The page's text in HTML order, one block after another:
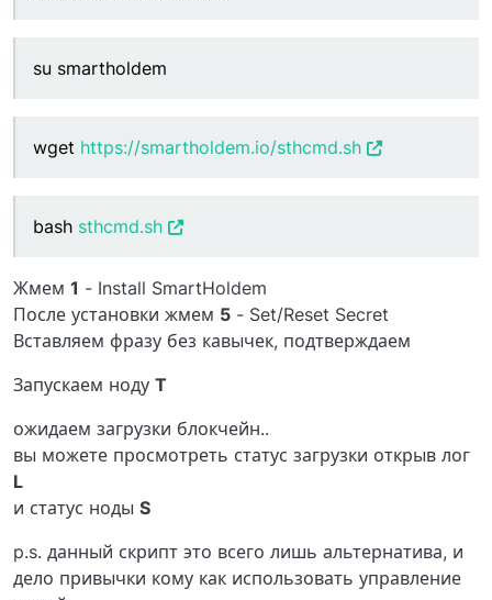
su smartholdem
wget https://smartholdem.io/sthcmd.sh
bash sthcmd.sh
Жмем 1 - Install SmartHoldem
После установки жмем 5 - Set/Reset Secret
Вставляем фразу без кавычек, подтверждаем
Запускаем ноду T
ожидаем загрузки блокчейн..
вы можете просмотреть статус загрузки открыв лог
L
и статус ноды S
p.s. данный скрипт это всего лишь альтернатива, и
дело привычки кому как использовать управление